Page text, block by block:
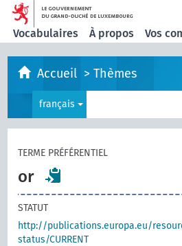
Vocabulaires À propos Vos
Accueil >Thèmes
français
TERME PRÉFÉRENTIEL
or
STATUT
http://publications.europa.eu/
status/CURRENT